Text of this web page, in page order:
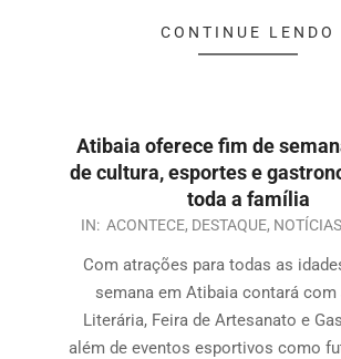
CONTINUE LENDO
Atibaia oferece fim de
de cultura, esportes e
toda a família
IN: ACONTECE, DESTAQUE, NOTÍCIAS
Com atrações para todas as
semana em Atibaia contará com
Literária, Feira de Artesanato e
além de eventos esportivos como